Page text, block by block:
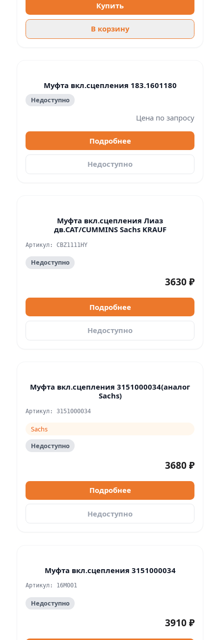
Купить
В корзину
Муфта вкл.сцепления 183.1601180
Недоступно
Цена по запросу
Подробнее
Недоступно
Муфта вкл.сцепления Лиаз
дв.CAT/CUMMINS Sachs KRAUF
Артикул: CBZ1111HY
Недоступно
3630 ₽
Подробнее
Недоступно
Муфта вкл.сцепления 3151000034(аналог
Sachs)
Артикул: 3151000034
Sachs
Недоступно
3680 ₽
Подробнее
Недоступно
Муфта вкл.сцепления 3151000034
Артикул: 16M001
Недоступно
3910 ₽